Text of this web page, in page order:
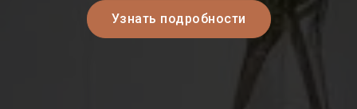
Узнать подробности